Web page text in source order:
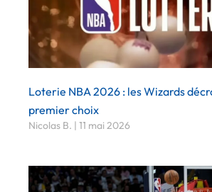
Loterie NBA 2026 : les Wizards
premier choix
Nicolas B. 11 mai 2026